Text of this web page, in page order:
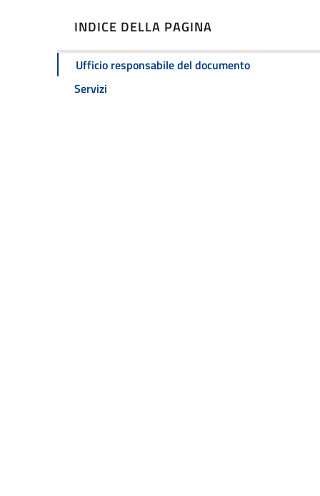
INDICE DELLA PAGINA
Ufficio responsabile del documento
Servizi